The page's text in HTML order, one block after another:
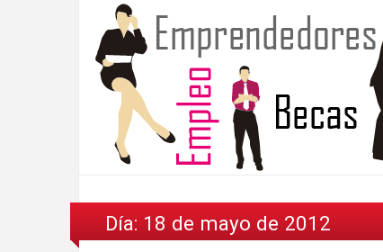
Día: 18 de mayo de 2012